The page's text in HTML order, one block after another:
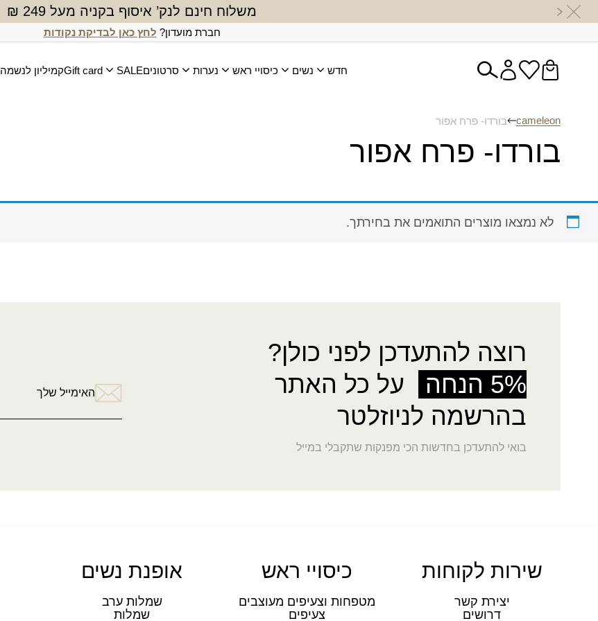
משלוח חינם לנק’ איסוף בקניה מעל 249 ₪
חברת מועדון? לחץ כאן לבדיקת נקודות
חדש נשים כיסויי ראש נערות סרטוניםSALE
Gift cardקמיליון לנשמה
cameleon בורדו- פרח אפור
בורדו- פרח אפור
לא נמצאו מוצרים התואמים את בחירתך.
רוצה להתעדכן לפני כולן?
5% הנחה
על כל האתר
בהרשמה לניוזלטר
בואי להתעדכן בחדשות הכי מפנקות שתקבלי במייל
האימייל שלך
שירות לקוחות
יצירת קשר
דרושים
כיסויי ראש
מטפחות וצעיפים מעוצבים
צעיפים
אופנת נשים
שמלות ערב
שמלות